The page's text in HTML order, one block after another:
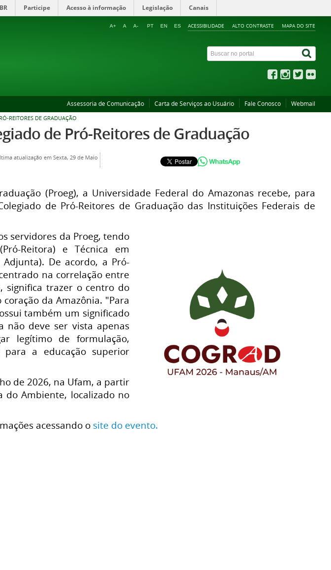
Participe Acesso à informação Legislação Canais
ACESSIBILIDADE ALTO CONTRASTE MAPA DO SITE
A+ A A- PT EN ES
Assessoria de Comunicação Carta de Serviços ao Usuário Fale Conosco Webmail
REITORES DE GRADUAÇÃO
de Pró-Reitores de Graduação
atualização em Sexta, 29 de Maio
(Proeg), a Universidade Federal do Amazonas recebe, para
de Pró-Reitores de Graduação das Instituições Federais de
servidores da Proeg, tendo
Reitora) e Técnica em
Adjunta). De acordo, a Pró-
na correlação entre
significa trazer o centro do
da Amazônia. "Para
também um significado
não deve ser vista apenas
legítimo de formulação,
para a educação superior
de 2026, na Ufam, a partir
do Ambiente, localizado no
acessando o site do evento.